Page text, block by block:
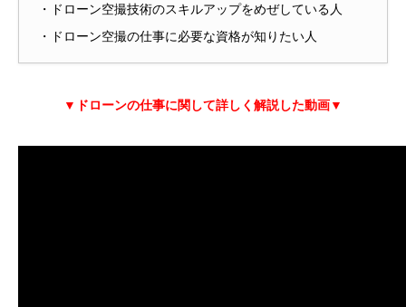
・ドローン空撮技術のスキルアップをめぜしている人
・ドローン空撮の仕事に必要な資格が知りたい人
▼ドローンの仕事に関して詳しく解説した動画▼